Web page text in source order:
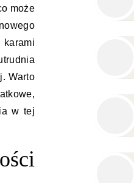
może
Warto
w tej